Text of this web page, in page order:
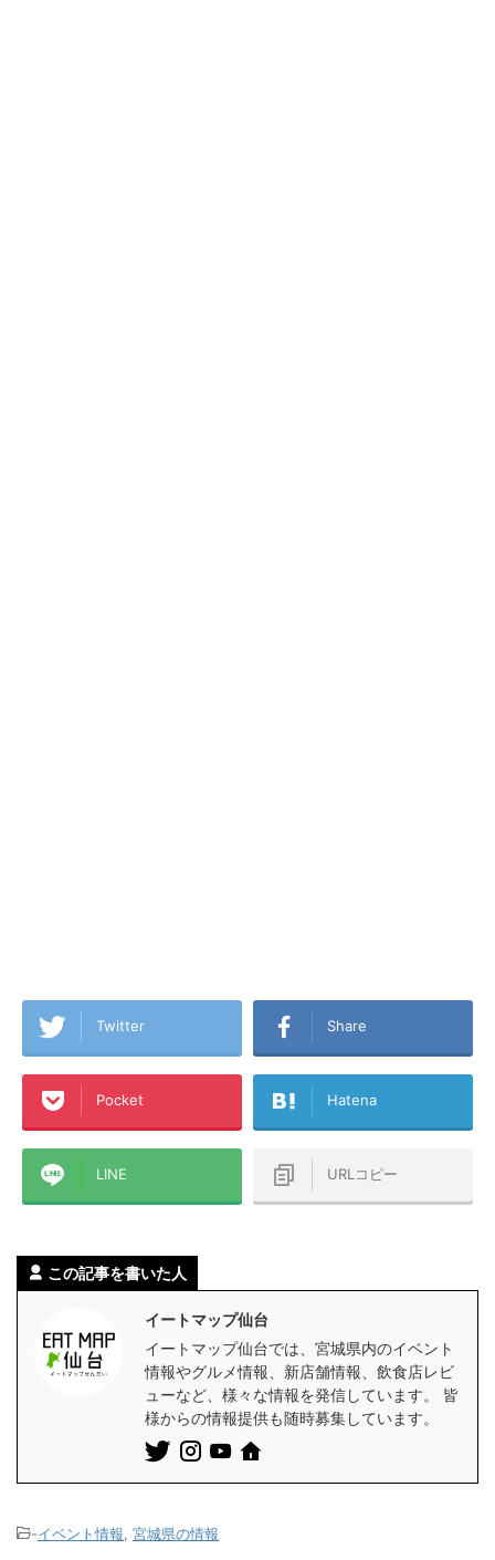
Twitter Share
Pocket Hatena
LINE URLコピー
この記事を書いた人
イートマップ仙台
イートマップ仙台では、宮城県内のイベント
情報やグルメ情報、新店舗情報、飲食店レビ
ューなど、様々な情報を発信しています。 皆
様からの情報提供も随時募集しています。
-イベント情報, 宮城県の情報